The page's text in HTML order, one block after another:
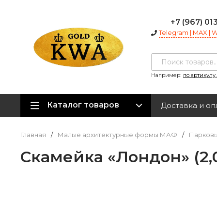
+7 (967)
Telegram | MAX |
Например: по
Каталог товаров Доставка и
Главная / Малые архитектурные формы МАФ /
Скамейка «Лондон»